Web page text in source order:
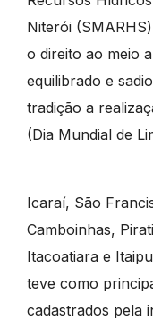
Niterói
o direito ao meio
equilibrado e
tradição a
(Dia Mundial de
Icaraí, São
Camboinhas,
Itacoatiara e
teve como
cadastrados pela